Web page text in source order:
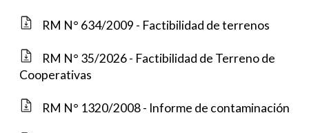
RM N° 634/2009 - Factibilidad de terrenos
RM N° 35/2026 - Factibilidad de Terreno de
Cooperativas
RM N° 1320/2008 - Informe de contaminación